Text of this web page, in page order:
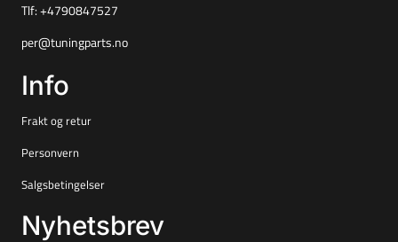
Tlf: +4790847527
per@tuningparts.no
Info
Frakt og retur
Personvern
Salgsbetingelser
Nyhetsbrev